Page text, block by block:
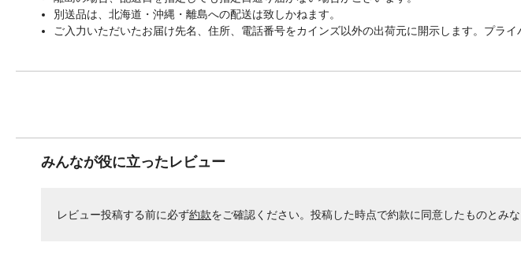
別送品は、北海道・沖縄・離島への配送は致しかねます。
ご入力いただいたお届け先名、住所、電話番号をカインズ以外の出荷元に開示します。プラ
みんなが役に立ったレビュー
レビュー投稿する前に必ず約款をご確認ください。投稿した時点で約款に同意したものとみな